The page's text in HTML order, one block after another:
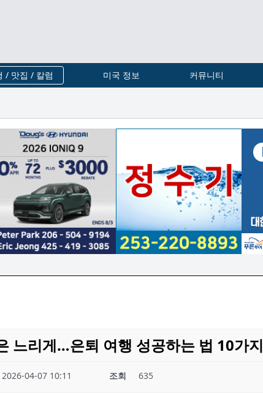
/ 맛집 / 칼럼 미국 정보 커뮤니티
느리게…은퇴 여행 성공하는 법 10가지
2026-04-07 10:11 조회 635